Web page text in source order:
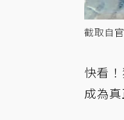
截取自
快看
成為